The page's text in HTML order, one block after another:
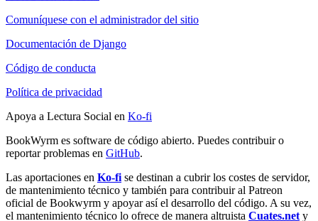
Comuníquese con el administrador del sitio
Documentación de Django
Código de conducta
Política de privacidad
Apoya a Lectura Social en Ko-fi
BookWyrm es software de código abierto. Puedes contribuir o
reportar problemas en GitHub.
Las aportaciones en Ko-fi se destinan a cubrir los costes de servidor,
de mantenimiento técnico y también para contribuir al Patreon
oficial de Bookwyrm y apoyar así el desarrollo del código. A su vez,
el mantenimiento técnico lo ofrece de manera altruista Cuates.net y